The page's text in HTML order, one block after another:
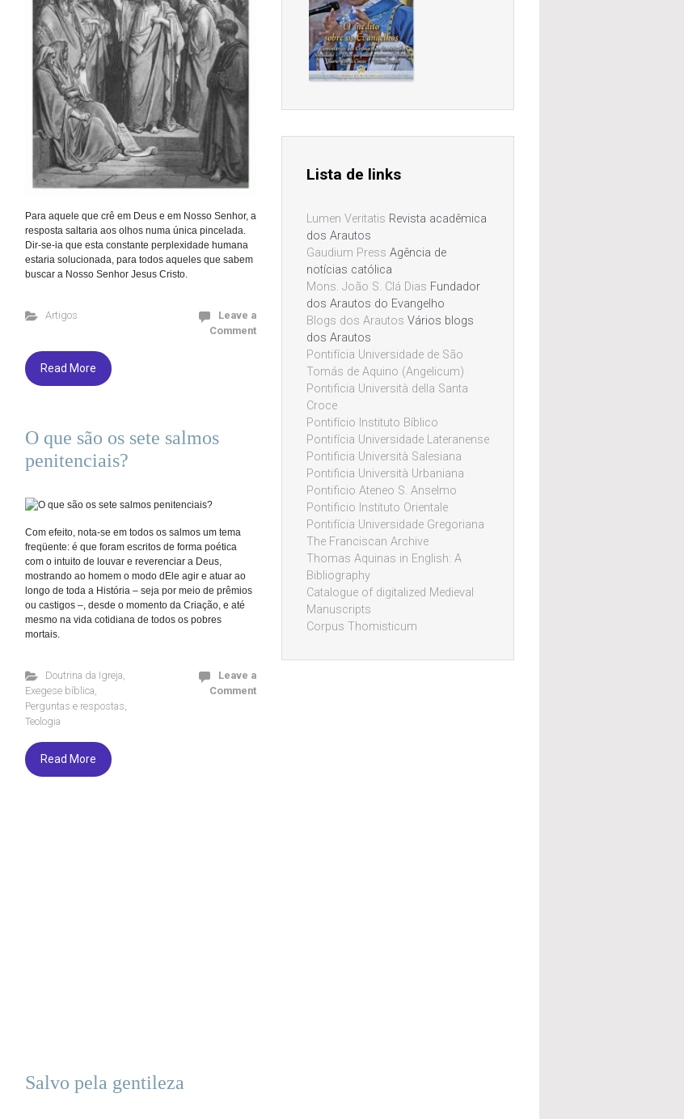
Para aquele que crê em Deus e em Nosso Senhor, a
resposta saltaria aos olhos numa única pincelada.
Dir-se-ia que esta constante perplexidade humana
estaria solucionada, para todos aqueles que sabem
buscar a Nosso Senhor Jesus Cristo.
Artigos
Leave a
Comment
Read More
O que são os sete salmos
penitenciais?
Com efeito, nota-se em todos os salmos um tema
freqüente: é que foram escritos de forma poética
com o intuito de louvar e reverenciar a Deus,
mostrando ao homem o modo dEle agir e atuar ao
longo de toda a História – seja por meio de prêmios
ou castigos –, desde o momento da Criação, e até
mesmo na vida cotidiana de todos os pobres
mortais.
Doutrina da Igreja,
Exegese bíblica,
Perguntas e respostas,
Teologia
Leave a
Comment
Read More
Salvo pela gentileza
Lista de links
Lumen Veritatis Revista acadêmica
dos Arautos
Gaudium Press Agência de
notícias católica
Mons. João S. Clá Dias Fundador
dos Arautos do Evangelho
Blogs dos Arautos Vários blogs
dos Arautos
Pontifícia Universidade de São
Tomás de Aquino (Angelicum)
Pontificia Università della Santa
Croce
Pontifício Instituto Bíblico
Pontifícia Universidade Lateranense
Pontificia Università Salesiana
Pontificia Università Urbaniana
Pontificio Ateneo S. Anselmo
Pontificio Instituto Orientale
Pontifícia Universidade Gregoriana
The Franciscan Archive
Thomas Aquinas in English: A
Bibliography
Catalogue of digitalized Medieval
Manuscripts
Corpus Thomisticum